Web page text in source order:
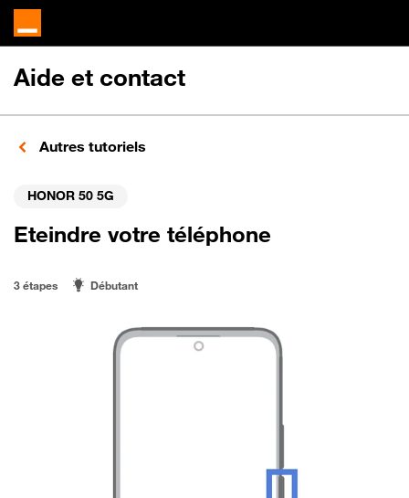
Aide et contact
Autres tutoriels
HONOR 50 5G
Eteindre votre téléphone
3 étapes Débutant